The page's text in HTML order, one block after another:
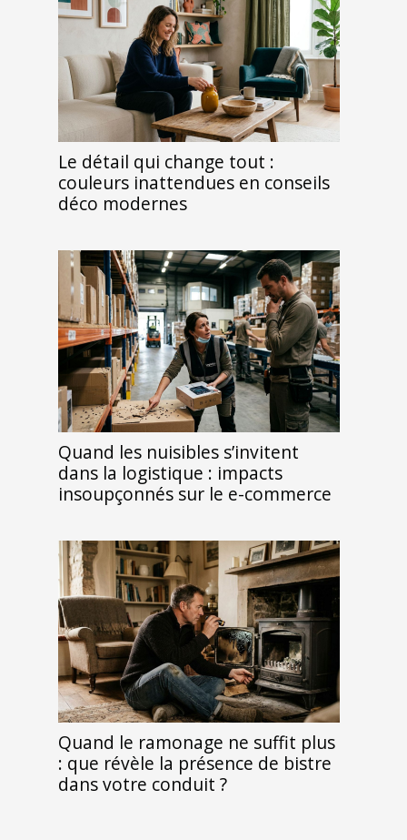
Le détail qui change tout :
couleurs inattendues en conseils
déco modernes
Quand les nuisibles s’invitent
dans la logistique : impacts
insoupçonnés sur le e-commerce
Quand le ramonage ne suffit plus
: que révèle la présence de bistre
dans votre conduit ?